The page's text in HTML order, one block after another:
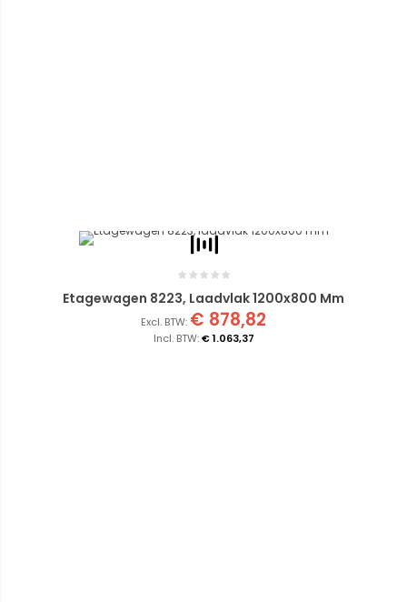
Etagewagen 8223, Laadvlak 1200x800 Mm
€ 1.063,37
€ 878,82